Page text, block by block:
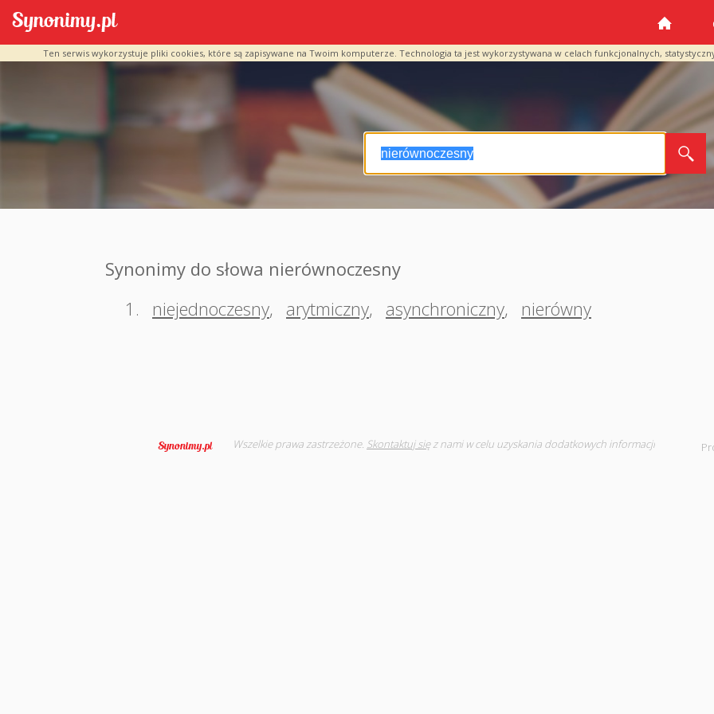
Ten serwis wykorzystuje pliki cookies, które są zapisywane na Twoim komputerze. Technologia ta jest wykorzystywana w celach funkcjonalnych,
Synonimy do słowa nierównoczesny
1.
niejednoczesny, arytmiczny, asynchroniczny, nierówny
Wszelkie prawa zastrzeżone. Skontaktuj sięz nami w celu uzyskania dodatkowych informacji